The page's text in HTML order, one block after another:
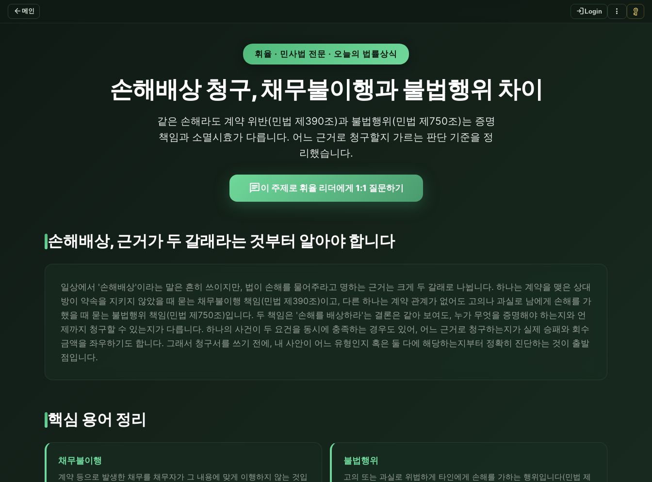
arrow_back 메인 login Login more_vert vpn_key
휘율 · 민사법 전문 · 오늘의 법률상식
손해배상 청구, 채무불이행과 불법행위 차이
같은 손해라도 계약 위반(민법 제390조)과 불법행위(민법 제750조)는 증명
책임과 소멸시효가 다릅니다. 어느 근거로 청구할지 가르는 판단 기준을 정
리했습니다.
chat이 주제로 휘율 리더에게 1:1 질문하기
손해배상, 근거가 두 갈래라는 것부터 알아야 합니다
일상에서 '손해배상'이라는 말은 흔히 쓰이지만, 법이 손해를 물어주라고 명하는 근거는 크게 두 갈래로 나뉩니다. 하나는 계약을 맺은 상대
방이 약속을 지키지 않았을 때 묻는 채무불이행 책임(민법 제390조)이고, 다른 하나는 계약 관계가 없어도 고의나 과실로 남에게 손해를 가
했을 때 묻는 불법행위 책임(민법 제750조)입니다. 두 책임은 '손해를 배상하라'는 결론은 같아 보여도, 누가 무엇을 증명해야 하는지와 언
제까지 청구할 수 있는지가 다릅니다. 하나의 사건이 두 요건을 동시에 충족하는 경우도 있어, 어느 근거로 청구하는지가 실제 승패와 회수
금액을 좌우하기도 합니다. 그래서 청구서를 쓰기 전에, 내 사안이 어느 유형인지 혹은 둘 다에 해당하는지부터 정확히 진단하는 것이 출발
점입니다.
핵심 용어 정리
채무불이행
계약 등으로 발생한 채무를 채무자가 그 내용에 맞게 이행하지 않는 것입
불법행위
고의 또는 과실로 위법하게 타인에게 손해를 가하는 행위입니다(민법 제